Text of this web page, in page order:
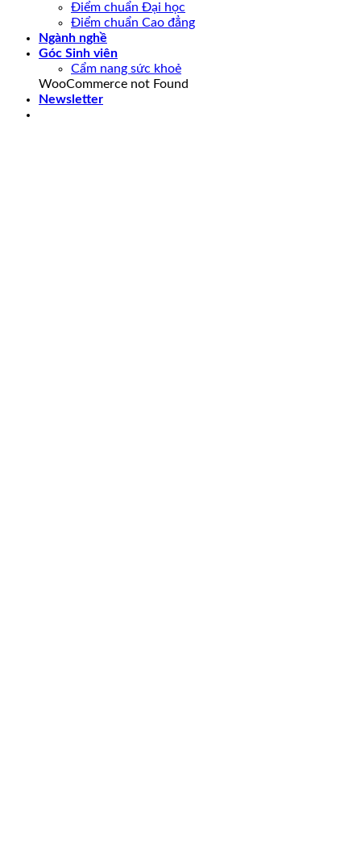
Điểm chuẩn Đại học
Điểm chuẩn Cao đẳng
Ngành nghề
Góc Sinh viên
Cẩm nang sức khoẻ
WooCommerce not Found
Newsletter